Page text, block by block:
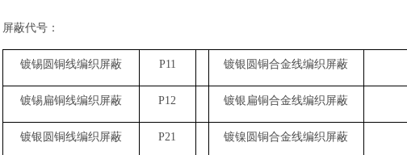
屏蔽代号：
镀锡圆铜线编织屏蔽 P11 镀银圆铜合金线编织屏蔽
镀锡扁铜线编织屏蔽 P12 镀银扁铜合金线编织屏蔽
镀银圆铜线编织屏蔽 P21 镀镍圆铜合金线编织屏蔽